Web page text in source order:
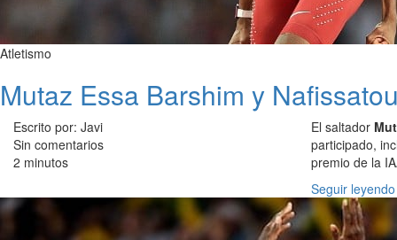
Atletismo
Mutaz Essa Barshim y
Escrito por: Javi
Sin comentarios
2 minutos
El saltador
participado,
premio de la
Seguir leyendo